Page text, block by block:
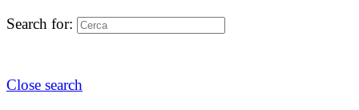
Search for:
Close search